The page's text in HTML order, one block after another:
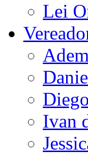
Lei
Ivan